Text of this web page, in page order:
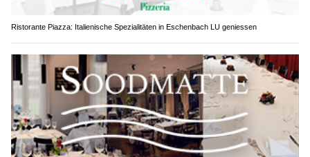
Ristorante Piazza: Italienische Spezialitäten in Eschenbach LU geniessen